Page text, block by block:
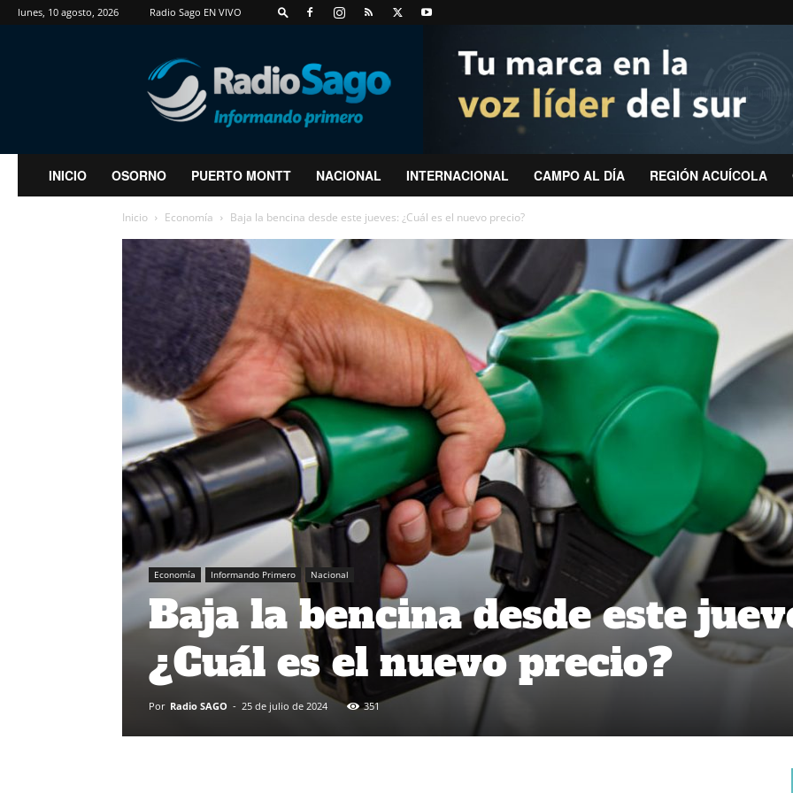
lunes, 10 agosto, 2026 Radio Sago EN VIVO
RadioSago
INICIO OSORNO PUERTO MONTT NACIONAL INTERNACIONAL CAMPO AL DÍA REGIÓN ACUÍCOLA
Inicio Economía Baja la bencina desde este jueves: ¿Cuál es el nuevo precio?
Economía Informando Primero Nacional
Baja la bencina desde este
¿Cuál es el nuevo precio?
Por Radio SAGO - 25 de julio de 2024 351